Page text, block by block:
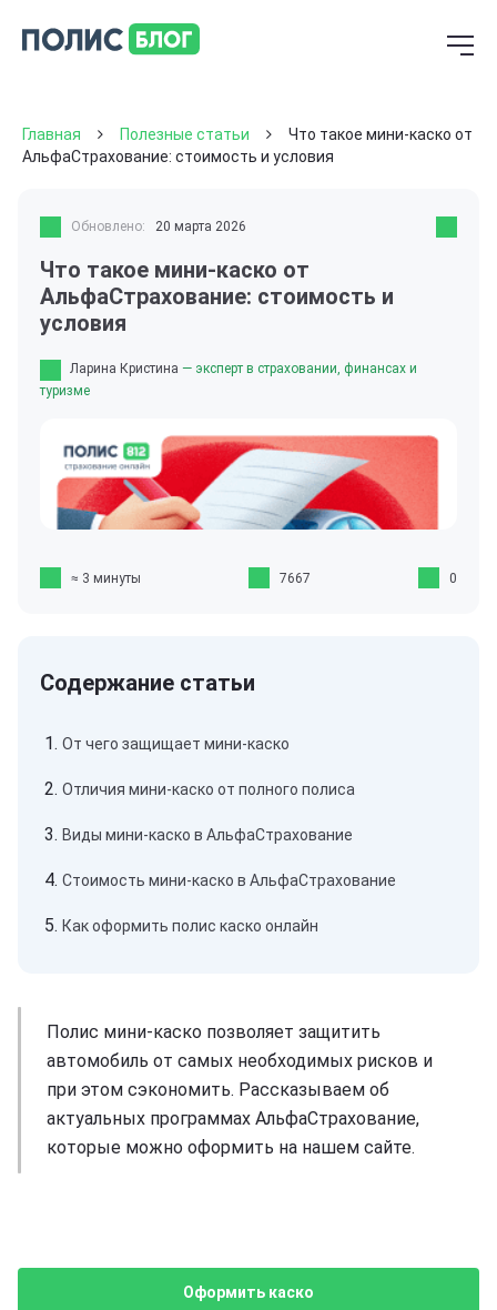
Главная Полезные статьи
Что такое мини-каско от
АльфаСтрахование: стоимость и условия
Обновлено: 20 марта 2026
Что такое мини-каско от
АльфаСтрахование: стоимость и
условия
Ларина Кристина — эксперт в страховании, финансах и
туризме
≈ 3 минуты 7667 0
От чего защищает мини-каско
Отличия мини-каско от полного полиса
Виды мини-каско в АльфаСтрахование
Стоимость мини-каско в АльфаСтрахование
Как оформить полис каско онлайн
Полис мини-каско позволяет защитить
автомобиль от самых необходимых рисков и
при этом сэкономить. Рассказываем об
актуальных программах АльфаСтрахование,
которые можно оформить на нашем сайте.
Оформить каско